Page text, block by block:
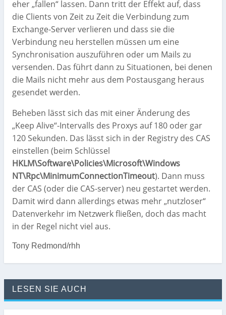
eher „fallen“ lassen. Dann tritt der Effekt auf, dass
die Clients von Zeit zu Zeit die Verbindung zum
Exchange-Server verlieren und dass sie die
Verbindung neu herstellen müssen um eine
Synchronisation auszuführen oder um Mails zu
versenden. Das führt dann zu Situationen, bei denen
die Mails nicht mehr aus dem Postausgang heraus
gesendet werden.
Beheben lässt sich das mit einer Änderung des
„Keep Alive“-Intervalls des Proxys auf 180 oder gar
120 Sekunden. Das lässt sich in der Registry des CAS
einstellen (beim Schlüssel
HKLM\Software\Policies\Microsoft\Windows
NT\Rpc\MinimumConnectionTimeout). Dann muss
der CAS (oder die CAS-server) neu gestartet werden.
Damit wird dann allerdings etwas mehr „nutzloser“
Datenverkehr im Netzwerk fließen, doch das macht
in der Regel nicht viel aus.
Tony Redmond/rhh
LESEN SIE AUCH